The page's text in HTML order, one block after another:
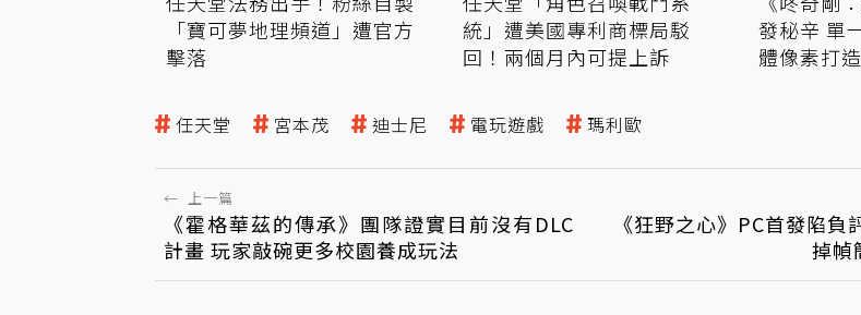
「寶可夢地理頻道」遭官方
擊落
統」遭美國專利商標局駁
回！兩個月內可提上訴
發秘辛 單
體像素打
任天堂 宮本茂 迪士尼 電玩遊戲 瑪利歐
← 上一篇
《霍格華茲的傳承》團隊證實目前沒有DLC
計畫 玩家敲碗更多校園養成玩法
《狂野之心》PC首發陷負
掉幀